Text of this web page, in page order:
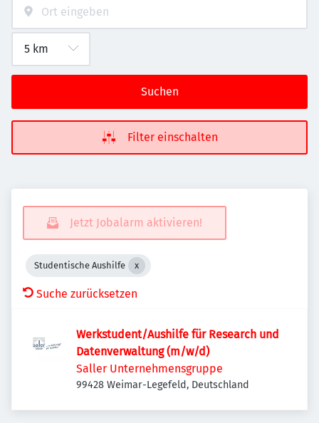
Suchen
Filter einschalten
Jetzt Jobalarm aktivieren!
Studentische Aushilfe
Suche zurücksetzen
Werkstudent/Aushilfe für Research und
Datenverwaltung (m/w/d)
Saller Unternehmensgruppe
99428 Weimar-Legefeld, Deutschland